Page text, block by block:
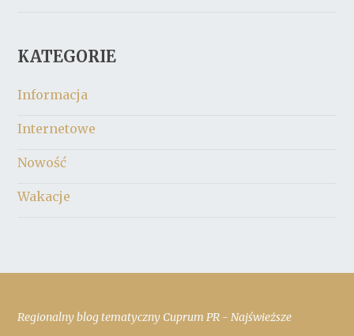
KATEGORIE
Informacja
Internetowe
Nowość
Wakacje
Regionalny blog tematyczny Cuprum PR - Najświeższe